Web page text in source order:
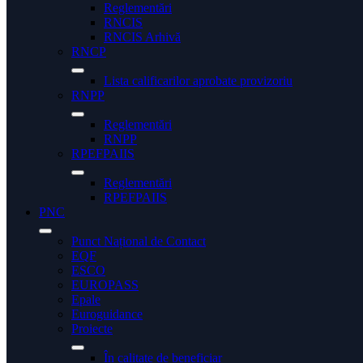
Reglementări
RNCIS
RNCIS Arhivă
RNCP
Lista calificarilor aprobate provizoriu
RNPP
Reglementări
RNPP
RPEFPAIIS
Reglementări
RPEFPAIIS
PNC
Punct Național de Contact
EQF
ESCO
EUROPASS
Epale
Euroguidance
Proiecte
În calitate de beneficiar